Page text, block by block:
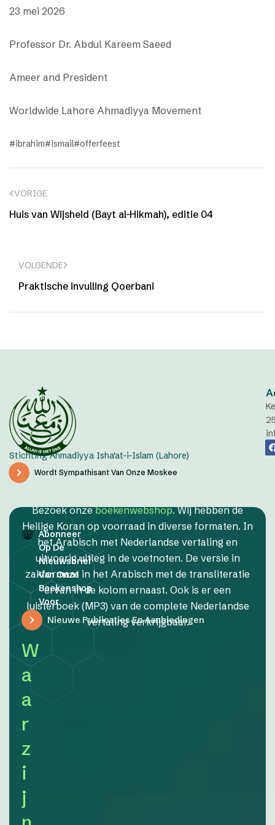
23 mei 2026
Professor Dr. Abdul Kareem Saeed
Ameer and President
Worldwide Lahore Ahmadiyya Movement
ibrahim ismail offerfeest
VORIGE
Huis van Wijsheid (Bayt al-Hikmah), editie 04
VOLGENDE
Praktische invulling Qoerbani
Stichting Ahmadiyya Isha'at-i-Islam (Lahore)
Wordt Sympathisant Van Onze Moskee
Abonneer
Op De
Nieuwsbrief
Van Onze
Boekenshop
Voor
Nieuwe Publicaties En Aanbiedingen
W
a
a
r
z
i
j
Bezoek onzeboekenwebshop. Wij hebben de
Heilige Koran op voorraad in diverse formaten. In
het Arabisch met Nederlandse vertaling en
uitvoerig uitleg in de voetnoten. De versie in
zakformaat in het Arabisch met de transliteratie
ervan in de kolom ernaast. Ook is er een
luisterboek (MP3) van de complete Nederlandse
vertaling verkrijgbaar.